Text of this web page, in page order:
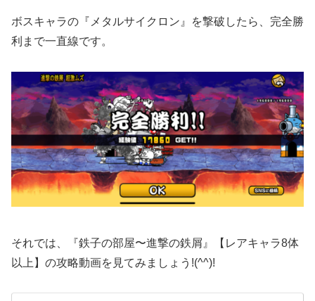
ボスキャラの『メタルサイクロン』を撃破したら、完全勝
利まで一直線です。
それでは、『鉄子の部屋〜進撃の鉄屑』【レアキャラ8体
以上】の攻略動画を見てみましょう!(^^)!